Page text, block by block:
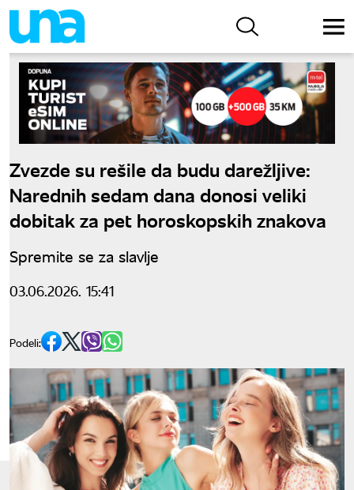
Zvezde su rešile da budu darežljive:
Narednih sedam dana donosi veliki
dobitak za pet horoskopskih znakova
Spremite se za slavlje
03.06.2026. 15:41
Podeli: